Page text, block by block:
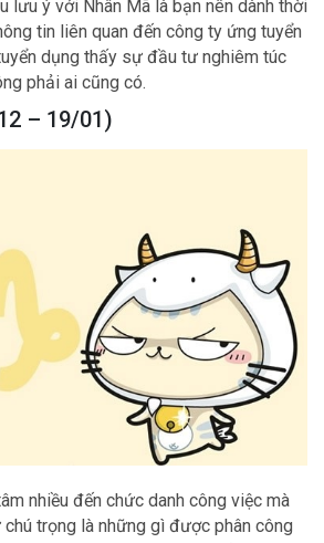
lưu ý với Nhân Mã là bạn nên dành thời
tin liên quan đến công ty ứng tuyển
dụng thấy sự đầu tư nghiêm túc
phải ai cũng có.
– 19/01)
nhiều đến chức danh công việc mà
trọng là những gì được phân công